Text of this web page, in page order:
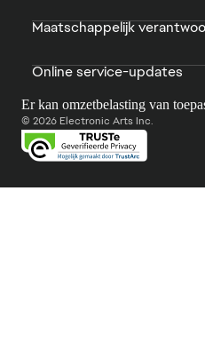
Maatschappelijk
Online service-updates
Er kan omzetbelasting van
© 2026 Electronic Arts Inc.